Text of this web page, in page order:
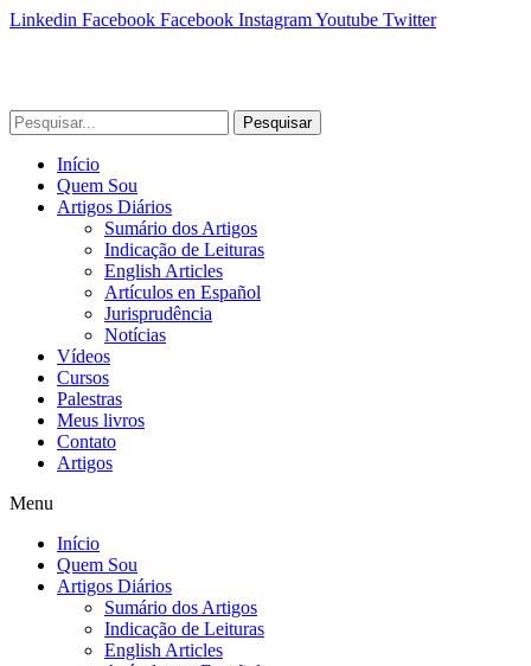
Linkedin Facebook Facebook InstagramYoutube Twitter
Pesquisar
Início
Quem Sou
Artigos Diários
Sumário dos Artigos
Indicação de Leituras
English Articles
Artículos en Español
Jurisprudência
Notícias
Vídeos
Cursos
Palestras
Meus livros
Contato
Artigos
Menu
Início
Quem Sou
Artigos Diários
Sumário dos Artigos
Indicação de Leituras
English Articles